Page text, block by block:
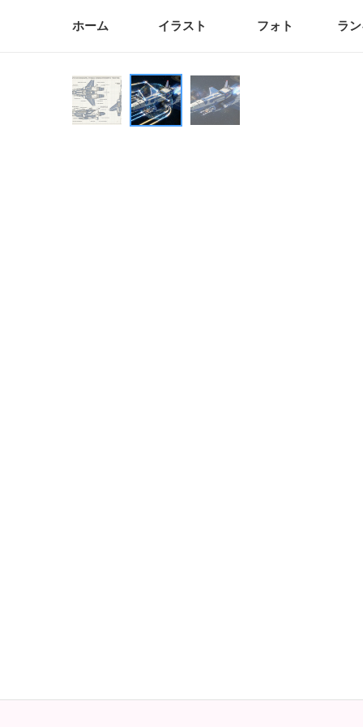
ホーム イラスト フォト ラ